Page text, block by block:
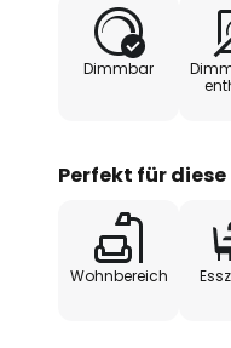
Dimmbar
Perfekt für diese
Wohnbereich